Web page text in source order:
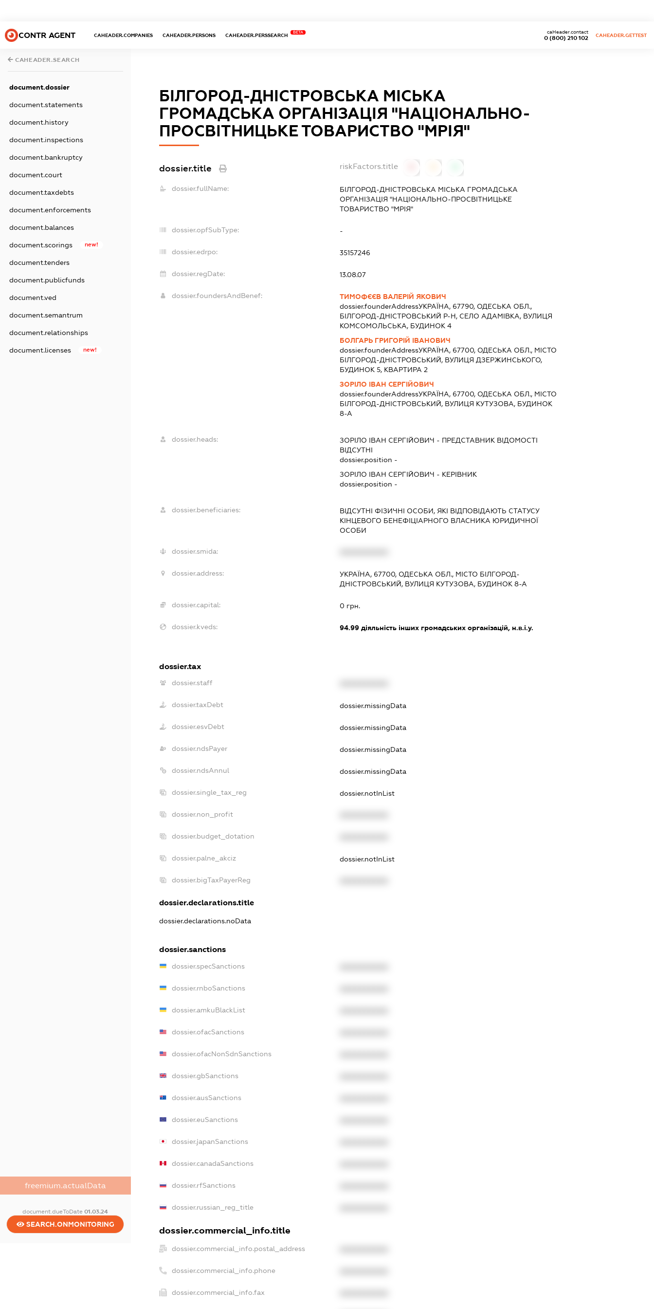
CONTR AGENT CAHEADER.COMPANIES CAHEADER.PERSONS CAHEADER.PERSSEARCH
BETA
0 (800) 210 102
caHeader.contact
CAHEADER.GETTEST
CAHEADER.SEARCH
document.dossier
document.statements
document.history
document.inspections
document.bankruptcy
document.court
document.taxdebts
document.enforcements
document.balances
document.scorings new!
document.tenders
document.publicfunds
document.ved
document.semantrum
document.relationships
document.licenses new!
freemium.actualData
document.dueToDate01.03.24
SEARCH.ONMONITORING
БІЛГОРОД-ДНІСТРОВСЬКА МІСЬКА
ГРОМАДСЬКА ОРГАНІЗАЦІЯ "НАЦІОНАЛЬНО-
ПРОСВІТНИЦЬКЕ ТОВАРИСТВО "МРІЯ"
dossier.title riskFactors.title
dossier.fullName:
БІЛГОРОД-ДНІСТРОВСЬКА МІСЬКА ГРОМАДСЬКА
ОРГАНІЗАЦІЯ "НАЦІОНАЛЬНО-ПРОСВІТНИЦЬКЕ
ТОВАРИСТВО "МРІЯ"
dossier.opfSubType: -
dossier.edrpo: 35157246
dossier.regDate: 13.08.07
dossier.foundersAndBenef:
ТИМОФЄЄВ ВАЛЕРІЙ ЯКОВИЧ
dossier.founderAddressУКРАЇНА, 67790, ОДЕСЬКА ОБЛ.,
БІЛГОРОД-ДНІСТРОВСЬКИЙ Р-Н, СЕЛО АДАМІВКА, ВУЛИЦЯ
КОМСОМОЛЬСЬКА, БУДИНОК 4
БОЛГАРЬ ГРИГОРІЙ ІВАНОВИЧ
dossier.founderAddressУКРАЇНА, 67700, ОДЕСЬКА ОБЛ., МІСТО
БІЛГОРОД-ДНІСТРОВСЬКИЙ, ВУЛИЦЯ ДЗЕРЖИНСЬКОГО,
БУДИНОК 5, КВАРТИРА 2
ЗОРІЛО ІВАН СЕРГІЙОВИЧ
dossier.founderAddressУКРАЇНА, 67700, ОДЕСЬКА ОБЛ., МІСТО
БІЛГОРОД-ДНІСТРОВСЬКИЙ, ВУЛИЦЯ КУТУЗОВА, БУДИНОК
8-А
dossier.heads: ЗОРІЛО ІВАН СЕРГІЙОВИЧ - ПРЕДСТАВНИК ВІДОМОСТІ
ВІДСУТНІ
dossier.position -
ЗОРІЛО ІВАН СЕРГІЙОВИЧ - КЕРІВНИК
dossier.position -
dossier.beneficiaries:
ВІДСУТНІ ФІЗИЧНІ ОСОБИ, ЯКІ ВІДПОВІДАЮТЬ СТАТУСУ
КІНЦЕВОГО БЕНЕФІЦІАРНОГО ВЛАСНИКА ЮРИДИЧНОЇ
ОСОБИ
dossier.smida:
dossier.address:
УКРАЇНА, 67700, ОДЕСЬКА ОБЛ., МІСТО БІЛГОРОД-
ДНІСТРОВСЬКИЙ, ВУЛИЦЯ КУТУЗОВА, БУДИНОК 8-А
dossier.capital: 0 грн.
dossier.kveds: 94.99діяльність інших громадських організацій, н.в.і.у.
dossier.tax
dossier.staff
dossier.taxDebt dossier.missingData
dossier.esvDebt dossier.missingData
dossier.ndsPayer dossier.missingData
dossier.ndsAnnul dossier.missingData
dossier.single_tax_reg dossier.notInList
dossier.non_profit
dossier.budget_dotation
dossier.palne_akciz dossier.notInList
dossier.bigTaxPayerReg
dossier.declarations.title
dossier.declarations.noData
dossier.sanctions
dossier.specSanctions
dossier.rnboSanctions
dossier.amkuBlackList
dossier.ofacSanctions
dossier.ofacNonSdnSanctions
dossier.gbSanctions
dossier.ausSanctions
dossier.euSanctions
dossier.japanSanctions
dossier.canadaSanctions
dossier.rfSanctions
dossier.russian_reg_title
dossier.commercial_info.title
dossier.commercial_info.postal_address
dossier.commercial_info.phone
dossier.commercial_info.fax